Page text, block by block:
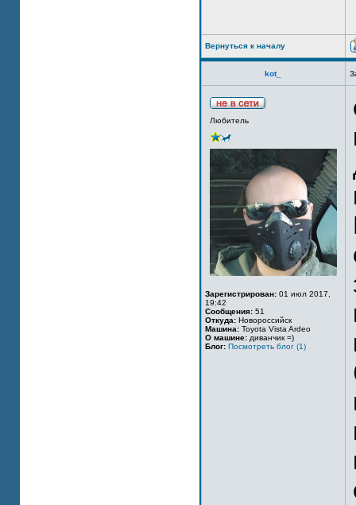
Вернуться к началу
kot_
Любитель
Зарегистрирован: 01 июл 2017,
19:42
Сообщения: 51
Откуда: Новороссийск
Машина: Toyota Vista Ardeo
О машине: диванчик =)
Блог: Посмотреть блог (1)